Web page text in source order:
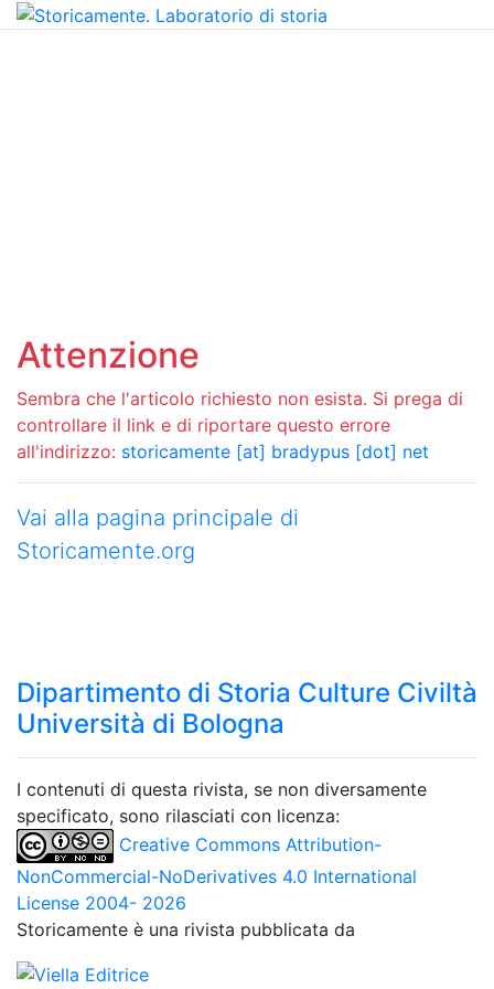
Attenzione
Sembra che l'articolo richiesto non esista. Si prega di
controllare il link e di riportare questo errore
all'indirizzo: storicamente [at] bradypus [dot] net
Vai alla pagina principale di
Storicamente.org
Dipartimento di Storia Culture Civiltà
Università di Bologna
I contenuti di questa rivista, se non diversamente
specificato, sono rilasciati con licenza:
Creative Commons Attribution-
NonCommercial-NoDerivatives 4.0 International
License 2004- 2026
Storicamente è una rivista pubblicata da